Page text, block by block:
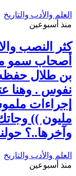
العلم والأدب والتاريخ
منذ أسبوعين
كثر النصب
أصحاب سمو
بن طلال
نفوس . وهنا
إجراءات
مليون ))
وآخرها..؟
العلم والأدب والتاريخ
منذ أسبوعين